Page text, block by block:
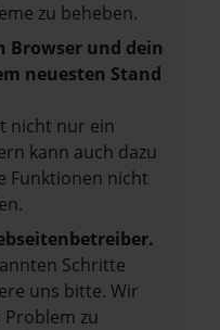
zu beheben.
Browser und dein
neuesten Stand
nicht nur ein
kann auch dazu
Funktionen nicht
Schritte
uns bitte. Wir
zu